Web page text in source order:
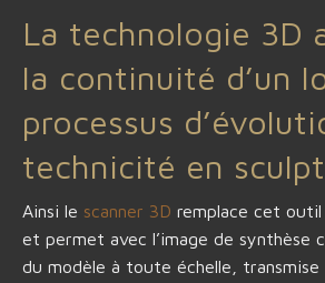
La technologie 3D
la continuité d’un
processus
technicité en
Ainsi le scanner 3D remplace cet
et permet avec l’image de synthèse
du modèle à toute échelle, transmise